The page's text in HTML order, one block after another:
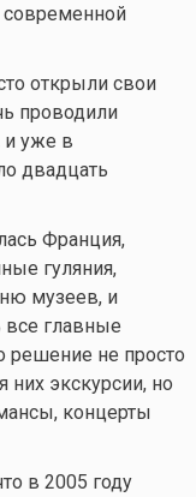
современной
открыли свои
проводили
и уже в
двадцать
Франция,
гуляния,
музеев, и
все главные
решение не просто
них экскурсии, но
концерты
в 2005 году